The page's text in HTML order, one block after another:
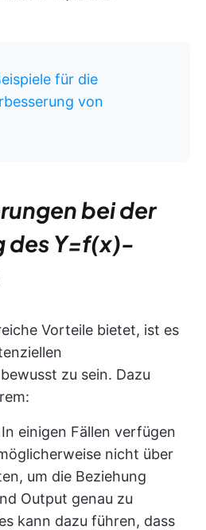
für die
von
bei der
des Y=f(x)-
Vorteile bietet, ist es
zu sein. Dazu
In einigen Fällen verfügen
nicht über
um die Beziehung
Output genau zu
kann dazu führen, dass